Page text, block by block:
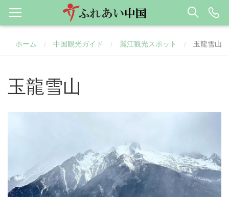
ホーム / 中国観光ガイド / 麗江観光スポット / 玉龍雪山
玉龍雪山